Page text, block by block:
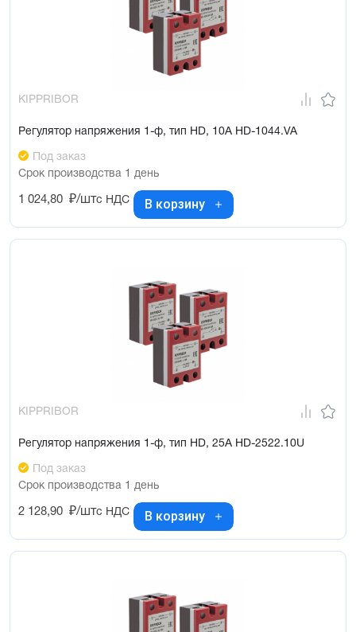
KIPPRIBOR
Регулятор напряжения 1-ф, тип HD, 10А HD-1044.VA
Под заказ
Срок производства 1 день
1 024,80 ₽/штс НДС В корзину
KIPPRIBOR
Регулятор напряжения 1-ф, тип HD, 25А HD-2522.10U
Под заказ
Срок производства 1 день
2 128,90 ₽/штс НДС В корзину